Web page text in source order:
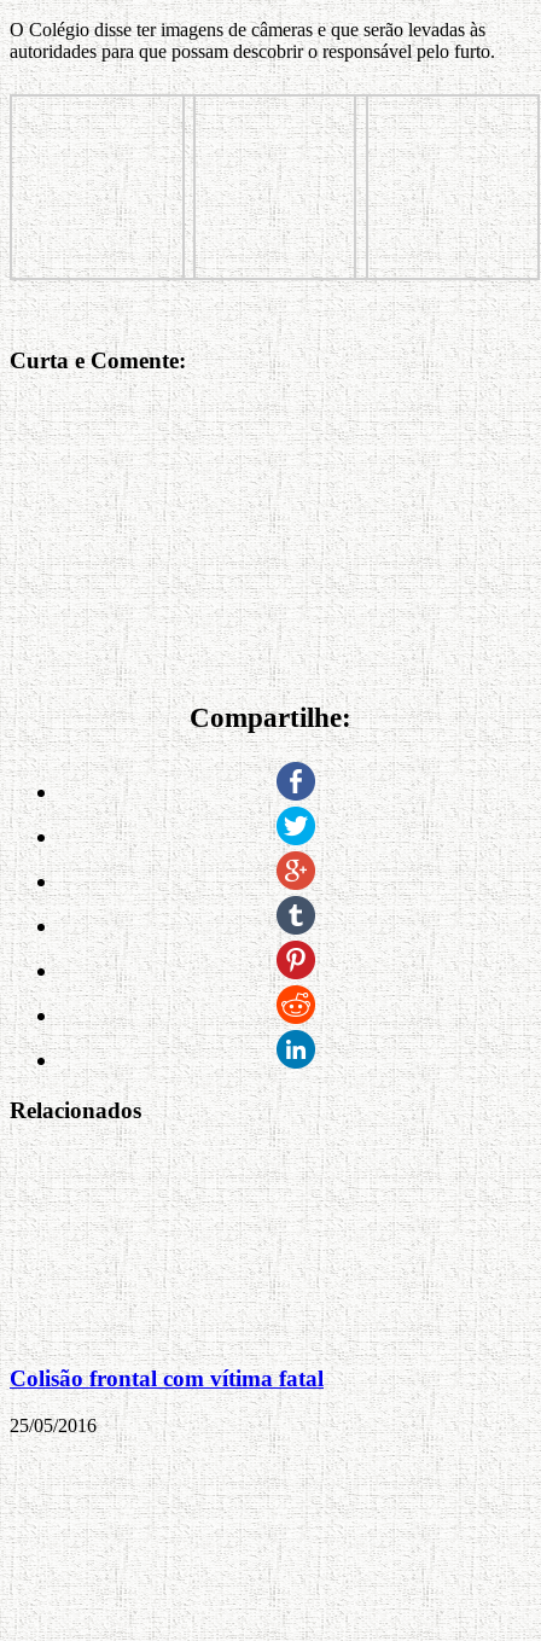
O Colégio disse ter imagens de câmeras e que serão levadas às
autoridades para que possam descobrir o responsável pelo furto.
Curta e Comente:
Compartilhe:
Relacionados
Colisão frontal com vítima fatal
25/05/2016